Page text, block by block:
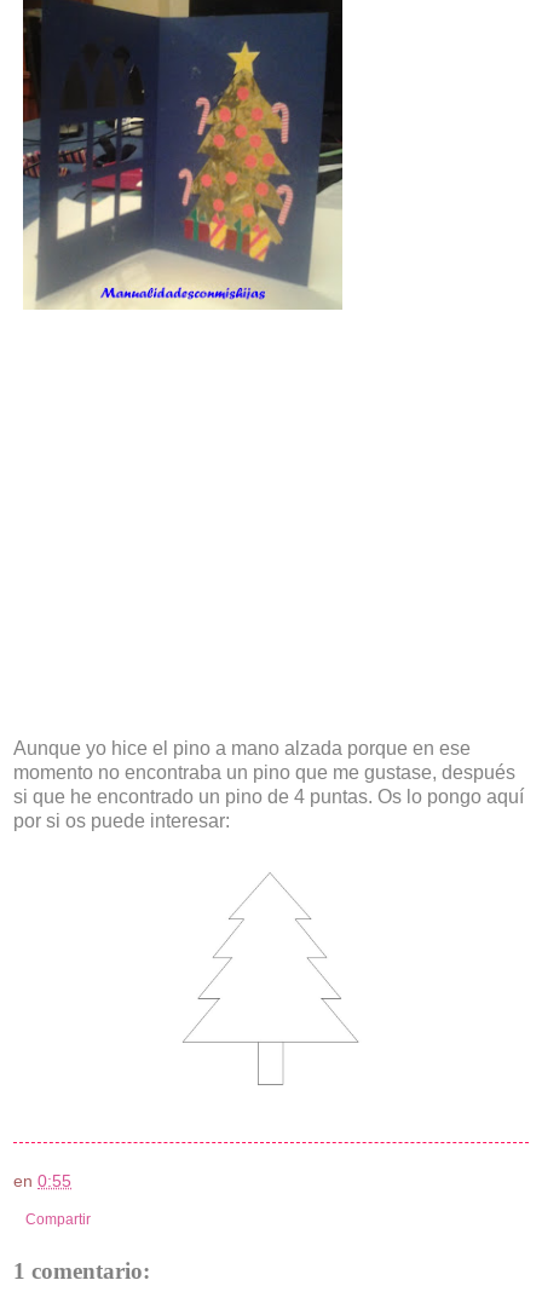
Aunque yo hice el pino a mano alzada porque en ese
momento no encontraba un pino que me gustase, después
si que he encontrado un pino de 4 puntas. Os lo pongo aquí
por si os puede interesar:
en 0:55
Compartir
1 comentario: